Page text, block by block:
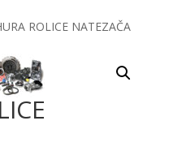
ROLICE NATEZAČA